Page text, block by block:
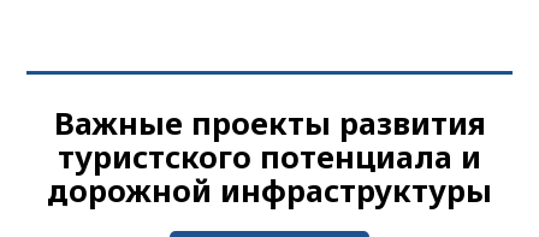
Важные проекты развития
туристского потенциала и
дорожной инфраструктуры